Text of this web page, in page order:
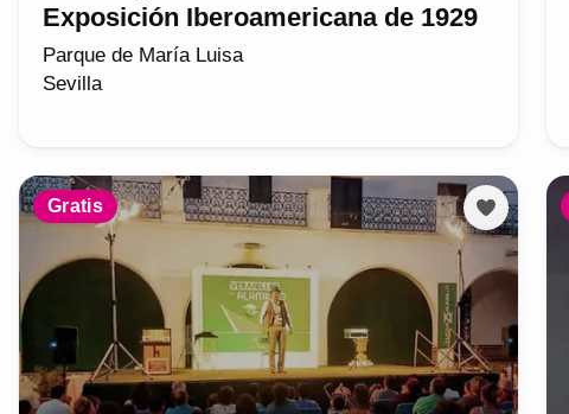
Exposición Iberoamericana de 1929
Parque de María Luisa
Sevilla
Gratis